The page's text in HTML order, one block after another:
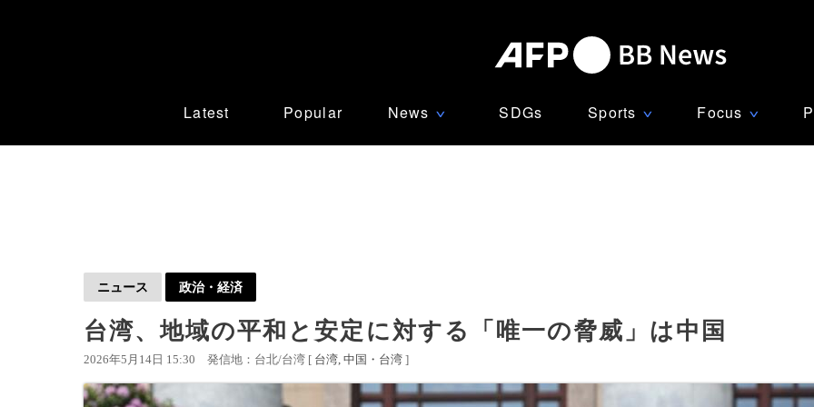
Latest Popular News ∨ SDGs Sports ∨ Focus ∨
ニュース 政治・経済
台湾、地域の平和と安定に対する「唯一の脅威」は中国
2026年5月14日 15:30 発信地：台北/台湾 [ 台湾 中国・台湾 ]